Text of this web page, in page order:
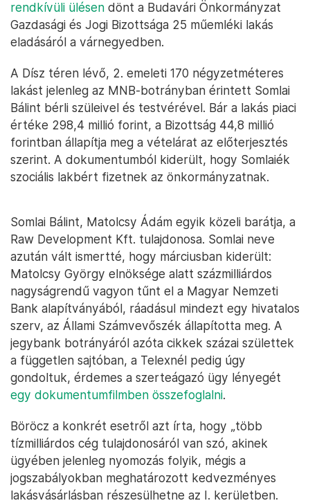
rendkívüli ülésen dönt a Budavári Önkormányzat
Gazdasági és Jogi Bizottsága 25 műemléki lakás
eladásáról a várnegyedben.
A Dísz téren lévő, 2. emeleti 170 négyzetméteres
lakást jelenleg az MNB-botrányban érintett Somlai
Bálint bérli szüleivel és testvérével. Bár a lakás piaci
értéke 298,4 millió forint, a Bizottság 44,8 millió
forintban állapítja meg a vételárat az előterjesztés
szerint. A dokumentumból kiderült, hogy Somlaiék
szociális lakbért fizetnek az önkormányzatnak.
Somlai Bálint, Matolcsy Ádám egyik közeli barátja, a
Raw Development Kft. tulajdonosa. Somlai neve
azután vált ismertté, hogy márciusban kiderült:
Matolcsy György elnöksége alatt százmilliárdos
nagyságrendű vagyon tűnt el a Magyar Nemzeti
Bank alapítványából, ráadásul mindezt egy hivatalos
szerv, az Állami Számvevőszék állapította meg. A
jegybank botrányáról azóta cikkek százai születtek
a független sajtóban, a Telexnél pedig úgy
gondoltuk, érdemes a szerteágazó ügy lényegét
egy dokumentumfilmben összefoglalni.
Böröcz a konkrét esetről azt írta, hogy „több
tízmilliárdos cég tulajdonosáról van szó, akinek
ügyében jelenleg nyomozás folyik, mégis a
jogszabályokban meghatározott kedvezményes
lakásvásárlásban részesülhetne az I. kerületben.